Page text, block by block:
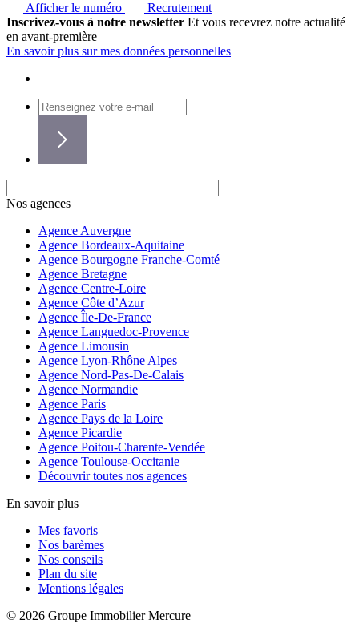
Afficher le numéro
Recrutement
Inscrivez-vous à notre newsletter Et vous recevrez notre actualité
en avant-première
En savoir plus sur mes données personnelles
Nos agences
Agence Auvergne
Agence Bordeaux-Aquitaine
Agence Bourgogne Franche-Comté
Agence Bretagne
Agence Centre-Loire
Agence Côte d’Azur
Agence Île-De-France
Agence Languedoc-Provence
Agence Limousin
Agence Lyon-Rhône Alpes
Agence Nord-Pas-De-Calais
Agence Normandie
Agence Paris
Agence Pays de la Loire
Agence Picardie
Agence Poitou-Charente-Vendée
Agence Toulouse-Occitanie
Découvrir toutes nos agences
En savoir plus
Mes favoris
Nos barèmes
Nos conseils
Plan du site
Mentions légales
© 2026 Groupe Immobilier Mercure